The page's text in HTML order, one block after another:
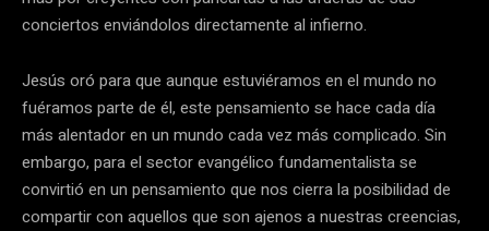
conciertos enviándolos directamente al infierno.
Jesús oró para que aunque estuviéramos en el mundo no
fuéramos parte de él, este pensamiento se hace cada día
más alentador en un mundo cada vez más complicado. Sin
embargo, para el sector evangélico fundamentalista se
convirtió en un pensamiento que nos cierra la posibilidad de
compartir con aquellos que son ajenos a nuestras creencias,